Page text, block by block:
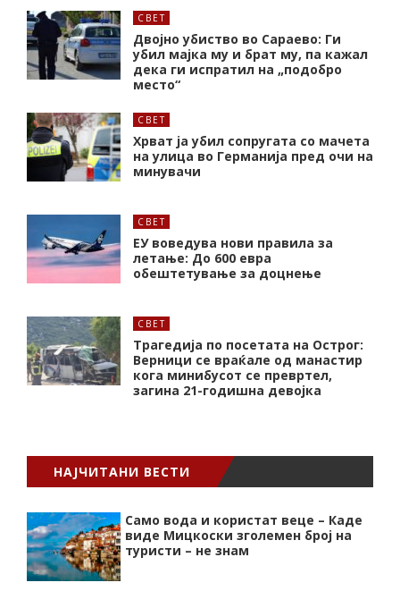
СВЕТ
Двојно убиство во Сараево: Ги
убил мајка му и брат му, па кажал
дека ги испратил на „подобро
место“
СВЕТ
Хрват ја убил сопругата со мачета
на улица во Германија пред очи на
минувачи
СВЕТ
ЕУ воведува нови правила за
летање: До 600 евра
обештетување за доцнење
СВЕТ
Трагедија по посетата на Острог:
Верници се враќале од манастир
кога минибусот се превртел,
загина 21-годишна девојка
НАЈЧИТАНИ ВЕСТИ
Само вода и користат веце – Каде
виде Мицкоски зголемен број на
туристи – не знам